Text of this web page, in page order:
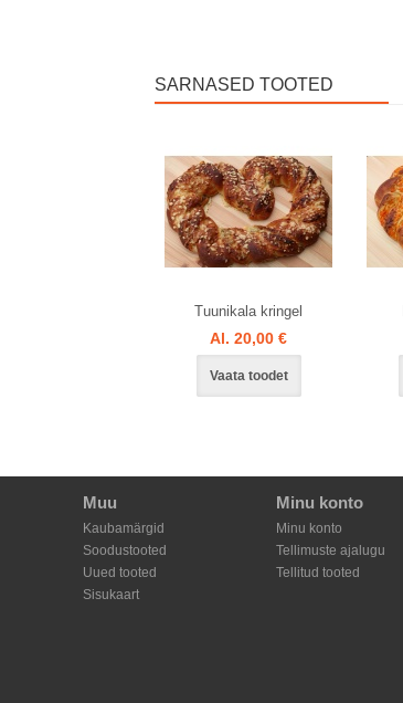
SARNASED TOOTED
Tuunikala kringel
Al. 20,00 €
Vaata toodet
Muu
Kaubamärgid
Soodustooted
Uued tooted
Sisukaart
Minu konto
Minu konto
Tellimuste ajalugu
Tellitud tooted